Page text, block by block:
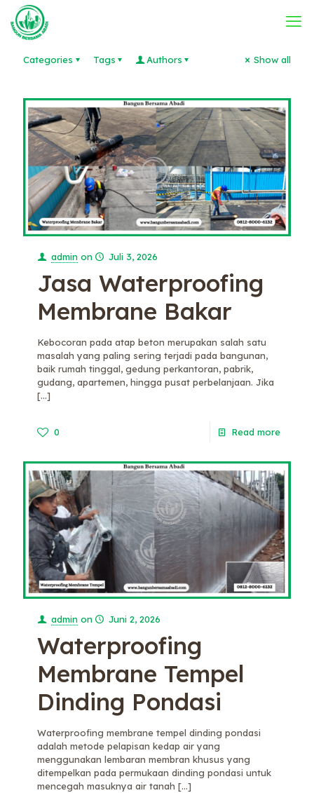
Categories Tags Authors Show all
admin on Juli 3, 2026
Jasa Waterproofing
Membrane Bakar
Kebocoran pada atap beton merupakan salah satu
masalah yang paling sering terjadi pada bangunan,
baik rumah tinggal, gedung perkantoran, pabrik,
gudang, apartemen, hingga pusat perbelanjaan. Jika
[…]
0 Read more
admin on Juni 2, 2026
Waterproofing
Membrane Tempel
Dinding Pondasi
Waterproofing membrane tempel dinding pondasi
adalah metode pelapisan kedap air yang
menggunakan lembaran membran khusus yang
ditempelkan pada permukaan dinding pondasi untuk
mencegah masuknya air tanah […]